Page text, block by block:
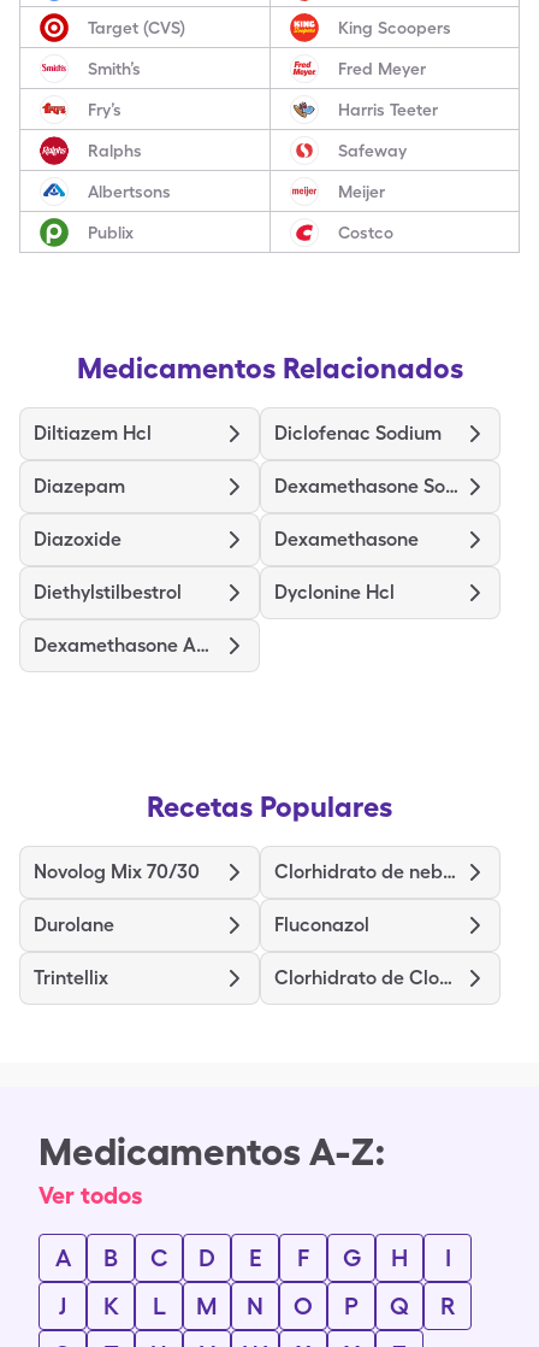
Target (CVS) King Scoopers
Smith’s Fred Meyer
Fry’s Harris Teeter
Ralphs Safeway
Albertsons Meijer
Publix Costco
Medicamentos Relacionados
Diltiazem Hcl Diclofenac Sodium
Diazepam Dexamethasone Sodium Phosphate
Diazoxide Dexamethasone
Diethylstilbestrol Dyclonine Hcl
Dexamethasone Acetate
Recetas Populares
Novolog Mix 70/30 Clorhidrato de nebivolol
Durolane Fluconazol
Trintellix Clorhidrato de Clomipramina
Medicamentos A-Z:
Ver todos
A B C D E F G H
I
J
K L M N O P Q
R